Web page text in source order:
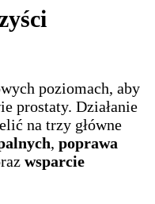
poziomach, aby
prostaty. Działanie
na trzy główne
, poprawa
wsparcie